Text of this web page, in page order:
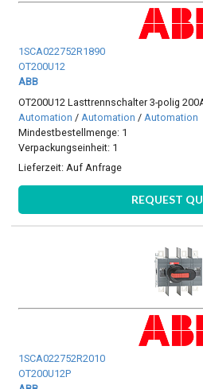
1SCA022752R1890
OT200U12
ABB
OT200U12 Lasttrennschalter 3-polig
Automation / Automation / Automation
Mindestbestellmenge: 1
Verpackungseinheit: 1
Lieferzeit: Auf Anfrage
REQUEST
1SCA022752R2010
OT200U12P